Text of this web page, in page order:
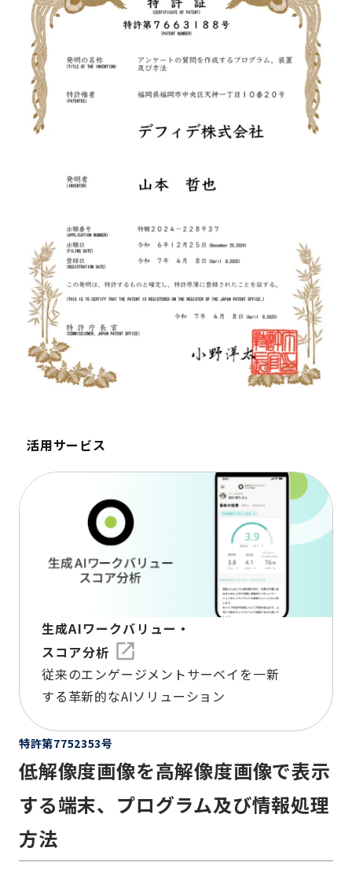
活用サービス
生成AIワークバリュー・
スコア分析
従来のエンゲージメントサーベイを一新
する革新的なAIソリューション
特許第7752353号
低解像度画像を高解像度画像で表示
する端末、プログラム及び情報処理
方法